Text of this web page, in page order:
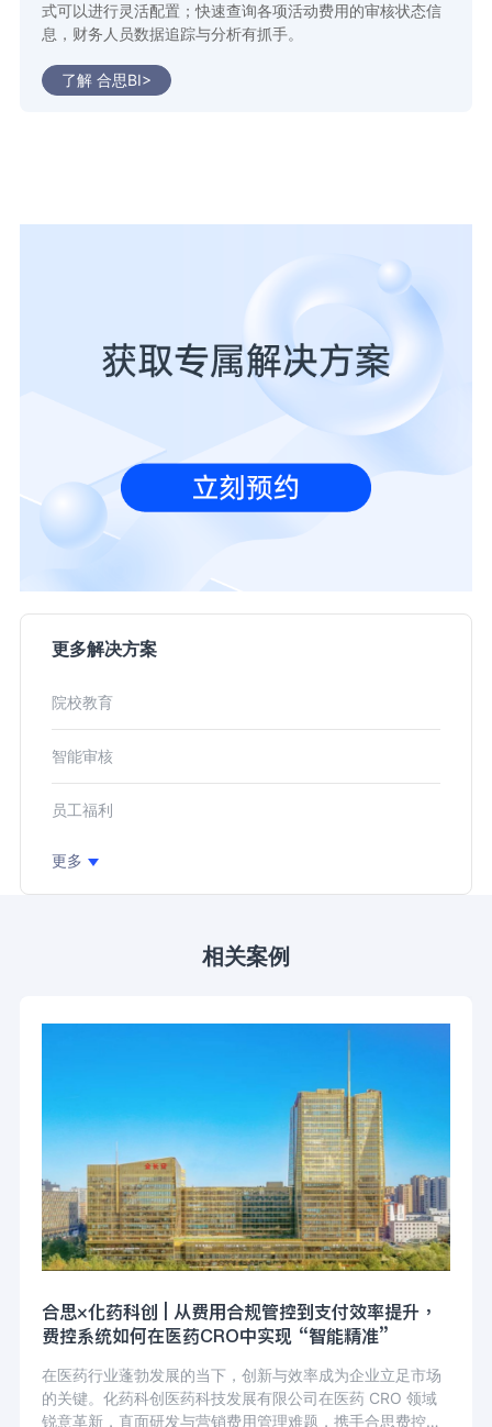
式可以进行灵活配置；快速查询各项活动费用的审核状态信
息，财务人员数据追踪与分析有抓手。
了解 合思BI>
更多解决方案
院校教育
智能审核
员工福利
更多
相关案例
合思×化药科创 | 从费用合规管控到支付效率提升，
费控系统如何在医药CRO中实现 “智能精准”
在医药行业蓬勃发展的当下，创新与效率成为企业立足市场
的关键。化药科创医药科技发展有限公司在医药 CRO 领域
锐意革新，直面研发与营销费用管理难题，携手合思费控平